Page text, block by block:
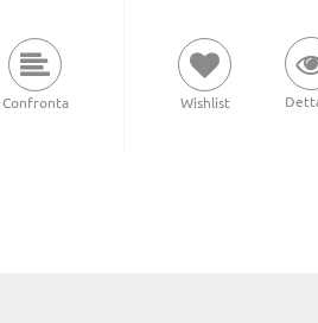
Confronta Wishlist